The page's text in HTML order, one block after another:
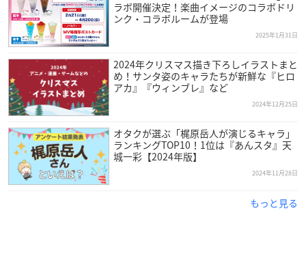
ラボ開催決定！楽曲イメージのコラボドリ
ンク・コラボルームが登場
2025年1月31日
2024年クリスマス描き下ろしイラストまと
め！サンタ姿のキャラたちが新鮮な『ヒロ
アカ』『ウィンブレ』など
2024年12月25日
オタクが選ぶ「梶原岳人が演じるキャラ」
ランキングTOP10！1位は『あんスタ』天
城一彩【2024年版】
2024年11月28日
もっと見る